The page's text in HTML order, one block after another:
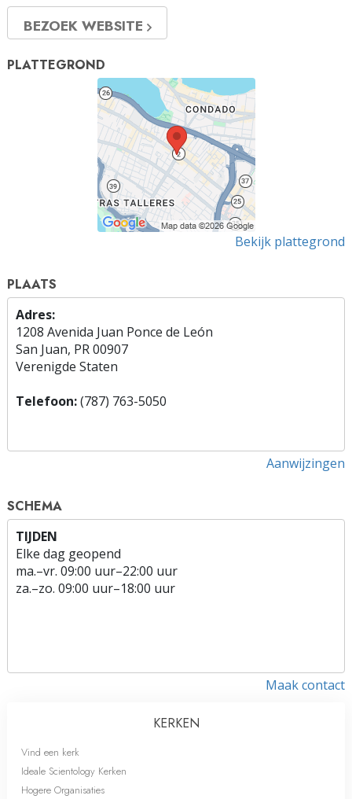
BEZOEK WEBSITE
PLATTEGROND
Bekijk plattegrond
PLAATS
Adres:
1208 Avenida Juan Ponce de León
San Juan, PR 00907
Verenigde Staten
Telefoon:(787) 763-5050
Aanwijzingen
SCHEMA
TIJDEN
Elke dag geopend
ma.–vr. 09:00 uur–22:00 uur
za.–zo. 09:00 uur–18:00 uur
Maak contact
KERKEN
Vind een kerk
Ideale Scientology Kerken
Hogere Organisaties